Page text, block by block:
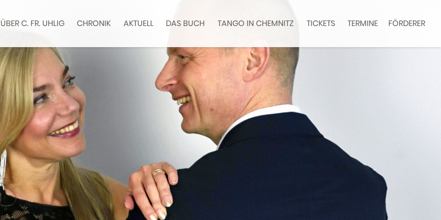
ÜBER C. FR. UHLIG CHRONIK AKTUELL DAS BUCH TANGO IN CHEMNITZ TICKETS TERMINE FÖRDERER